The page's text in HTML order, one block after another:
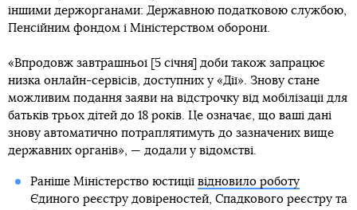
іншими держорганами: Державною податковою службою,
Пенсійним фондом і Міністерством оборони.
«Впродовж завтрашньої [5 січня] доби також запрацює
низка онлайн-сервісів, доступних у «Дії». Знову стане
можливим подання заяви на відстрочку від мобілізації для
батьків трьох дітей до 18 років. Це означає, що ваші дані
знову автоматично потраплятимуть до зазначених вище
державних органів», — додали у відомстві.
Раніше Міністерство юстиції відновило роботу
Єдиного реєстру довіреностей, Спадкового реєстру та